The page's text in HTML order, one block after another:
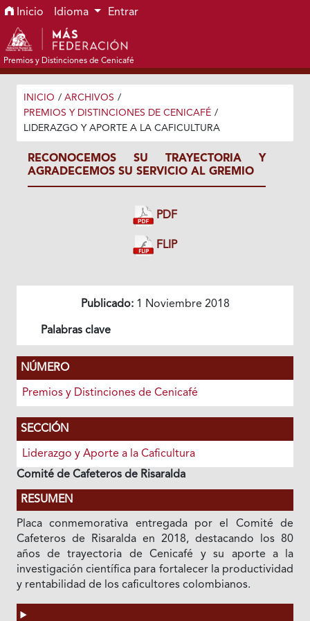
Ir al menú de navegación principal
Ir al contenido principal
Ir al pie de página del sitio
Inicio Idioma Entrar
Premios y Distinciones de Cenicafé
INICIO / ARCHIVOS /
PREMIOS Y DISTINCIONES DE CENICAFÉ /
LIDERAZGO Y APORTE A LA CAFICULTURA
RECONOCEMOS SU TRAYECTORIA Y
AGRADECEMOS SU SERVICIO AL GREMIO
PDF
FLIP
Publicado:1 Noviembre 2018
Palabras clave
NÚMERO
Premios y Distinciones de Cenicafé
SECCIÓN
Liderazgo y Aporte a la Caficultura
Comité de Cafeteros de Risaralda
RESUMEN
Placa conmemorativa entregada por el Comité de
Cafeteros de Risaralda en 2018, destacando los 80
años de trayectoria de Cenicafé y su aporte a la
investigación científica para fortalecer la productividad
y rentabilidad de los caficultores colombianos.